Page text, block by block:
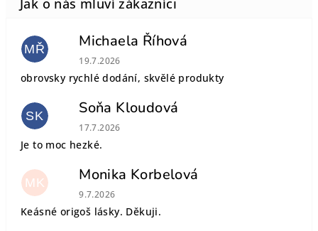
MŘ Michaela Říhová
Hodnocení obchodu je 5 z 5 hvězdiček.
19.7.2026
obrovsky rychlé dodání, skvělé produkty
SK Soňa Kloudová
Hodnocení obchodu je 5 z 5 hvězdiček.
17.7.2026
Je to moc hezké.
MK Monika Korbelová
Hodnocení obchodu je 5 z 5 hvězdiček.
9.7.2026
Keásné origoš lásky. Děkuji.